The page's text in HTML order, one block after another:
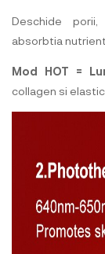
Deschide porii,
absorbtia
Mod HOT =
collagen si